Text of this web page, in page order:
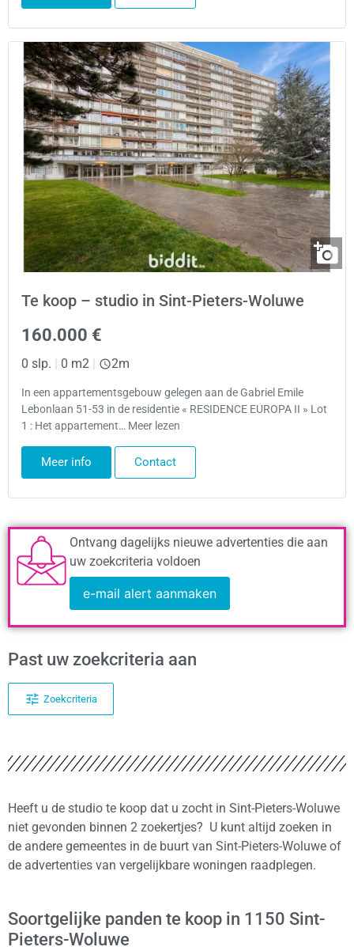
Te koop – studio in Sint-Pieters-Woluwe
160.000 €
0 slp. | 0 m2 | 2m
In een appartementsgebouw gelegen aan de Gabriel Emile
Lebonlaan 51-53 in de residentie « RESIDENCE EUROPA II » Lot
1 : Het appartement… Meer lezen
Meer info Contact
Ontvang dagelijks nieuwe advertenties die aan
uw zoekcriteria voldoen
e-mail alert aanmaken
Past uw zoekcriteria aan
Zoekcriteria
Heeft u de studio te koop dat u zocht in Sint-Pieters-Woluwe
niet gevonden binnen 2 zoekertjes? U kunt altijd zoeken in
de andere gemeentes in de buurt van Sint-Pieters-Woluwe of
de advertenties van vergelijkbare woningen raadplegen.
Soortgelijke panden te koop in 1150 Sint-
Pieters-Woluwe